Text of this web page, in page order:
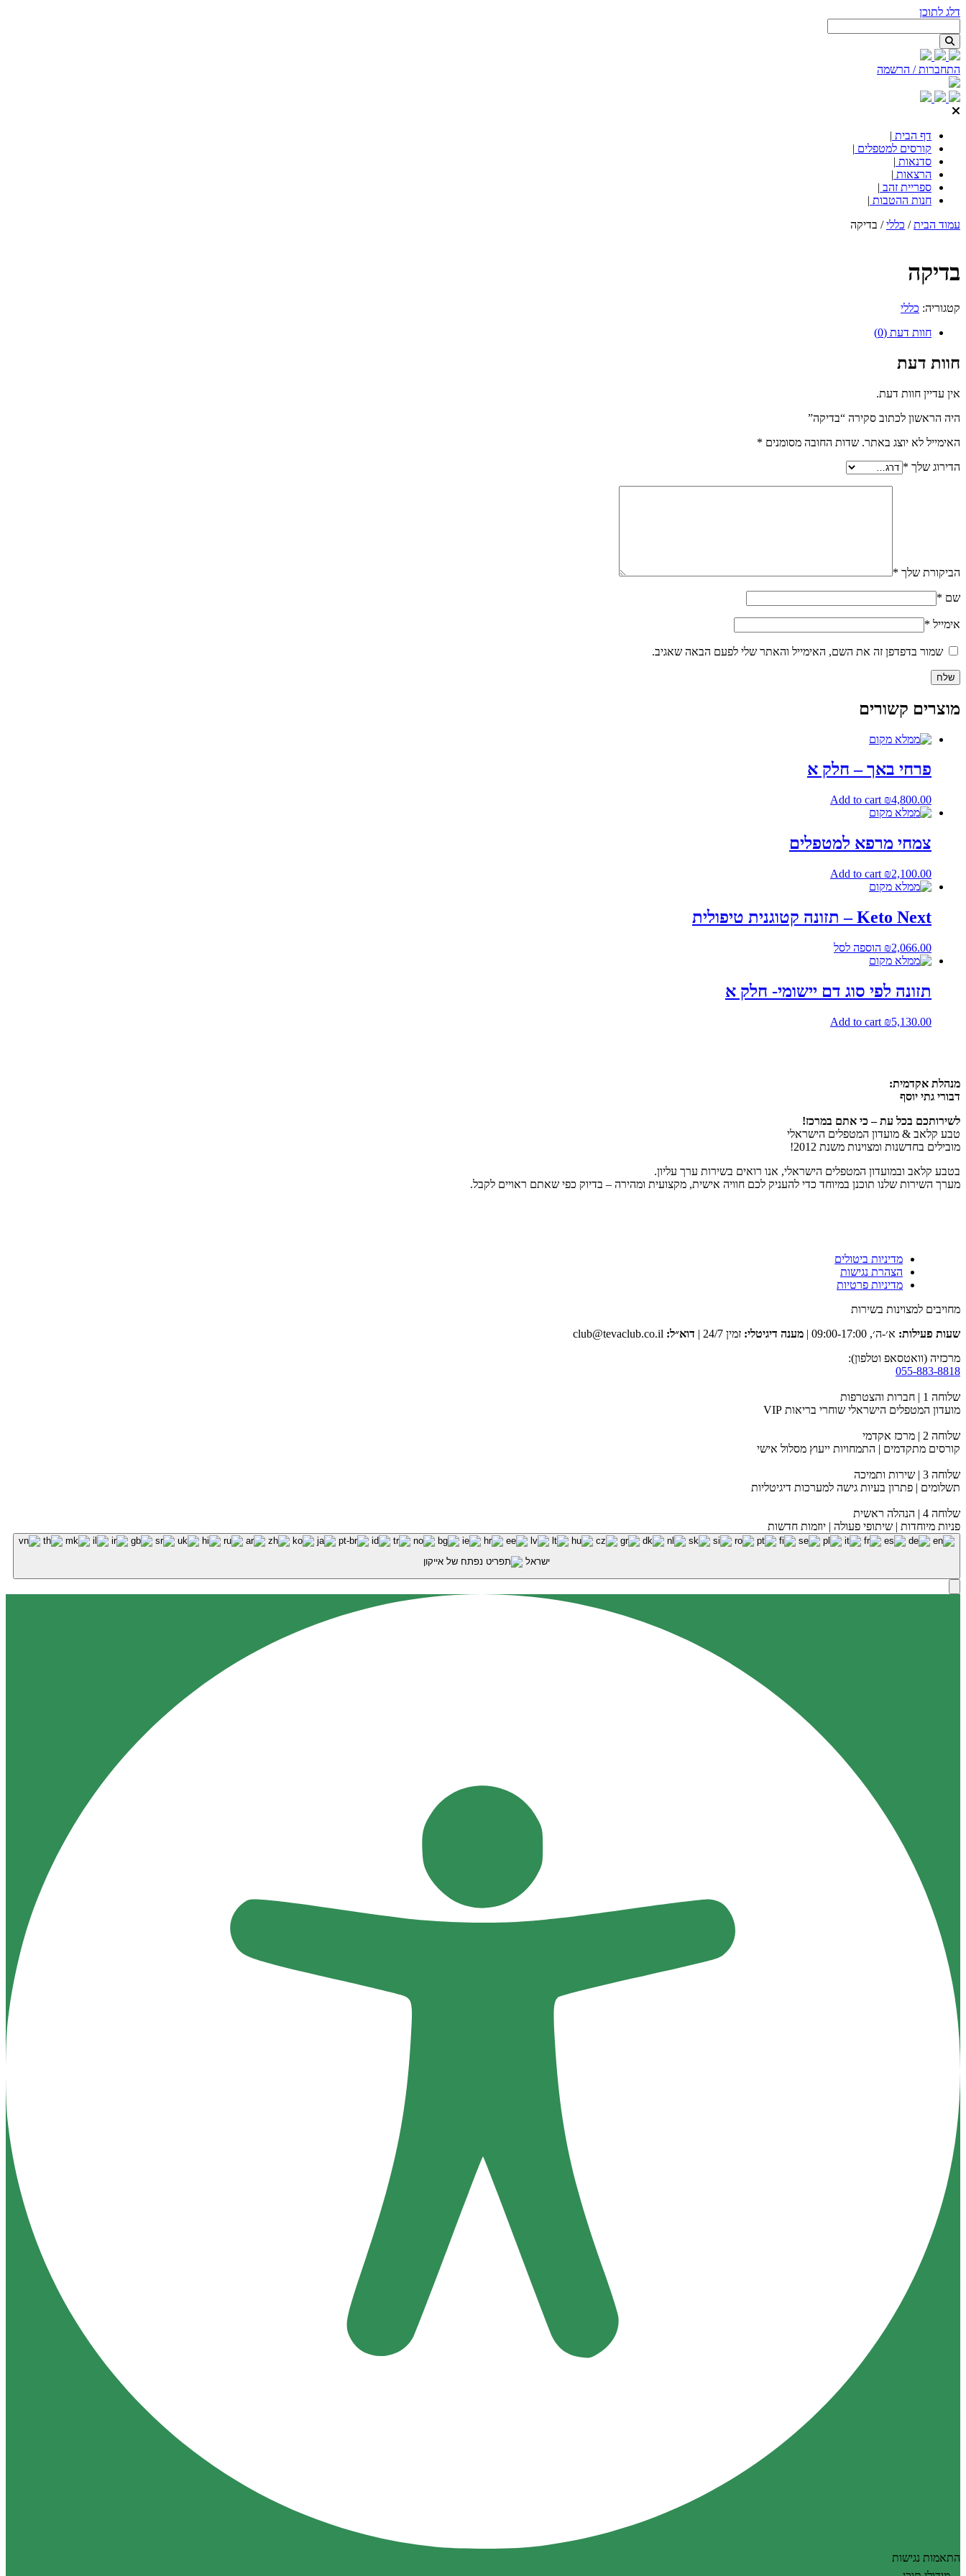
דלג לתוכן
התחברות / הרשמה
דף הבית |
קורסים למטפלים |
סדנאות |
הרצאות |
ספריית זהב |
חנות ההטבות |
עמוד הבית/ כללי/ בדיקה
בדיקה
קטגוריה: כללי
חוות דעת (0)
חוות דעת
אין עדיין חוות דעת.
היה הראשון לכתוב סקירה “בדיקה”
האימייל לא יוצג באתר. שדות החובה מסומנים *
הדירוג שלך *
הביקורת שלך *
שם *
אימייל *
שמור בדפדפן זה את השם, האימייל והאתר שלי לפעם הבאה שאגיב.
מוצרים קשורים
פרחי באך – חלק א
₪4,800.00
Add to cart
צמחי מרפא למטפלים
₪2,100.00
Add to cart
Keto Next – תזונה קטוגנית טיפולית
₪2,066.00 הוספה לסל
תזונה לפי סוג דם יישומי- חלק א
₪5,130.00
Add to cart
מנהלת אקדמית:
דבורי גתי יוסף
לשירותכם בכל עת – כי אתם במרכז!
טבע קלאב & מועדון המטפלים הישראלי
מובילים בחדשנות ומצוינות משנת 2012!
בטבע קלאב ובמועדון המטפלים הישראלי, אנו רואים בשירות ערך עליון.
מערך השירות שלנו תוכנן במיוחד כדי להעניק לכם חוויה אישית, מקצועית ומהירה – בדיוק כפי שאתם ראויים לקבל.
מדיניות ביטולים
הצהרת נגישות
מדיניות פרטיות
מחויבים למצוינות בשירות
שעות פעילות: א׳-ה׳, 09:00-17:00 | מענה דיגיטלי: זמין 24/7 | דוא״ל:
מרכזיה (וואטסאפ וטלפון):
055-883-8818
שלוחה 1 | חברות והצטרפות
מועדון המטפלים הישראלי שוחרי בריאות VIP
שלוחה 2 | מרכז אקדמי
קורסים מתקדמים | התמחויות ייעוץ מסלול אישי
שלוחה 3 | שירות ותמיכה
תשלומים | פתרון בעיות גישה למערכות דיגיטליות
שלוחה 4 | הנהלה ראשית
פניות מיוחדות | שיתופי פעולה | יוזמות חדשות
ישראל
התאמות נגישות